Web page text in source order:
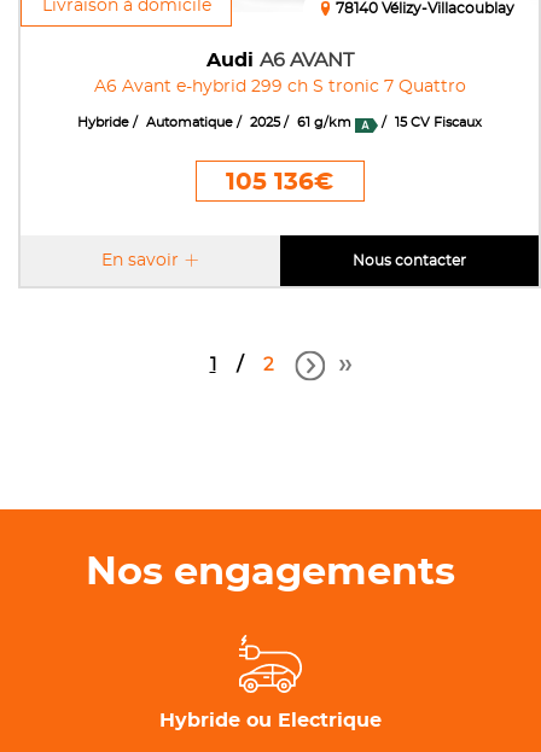
Livraison à domicile
Audi A6 AVANT
A6 Avant e-hybrid 299 ch S tronic 7 Quattro
78140 Vélizy-Villacoublay
Hybride Automatique 2025 61 g/km 15 CV Fiscaux
105 136€
En savoir Nous contacter
2
Nos engagements
Hybride ou Electrique